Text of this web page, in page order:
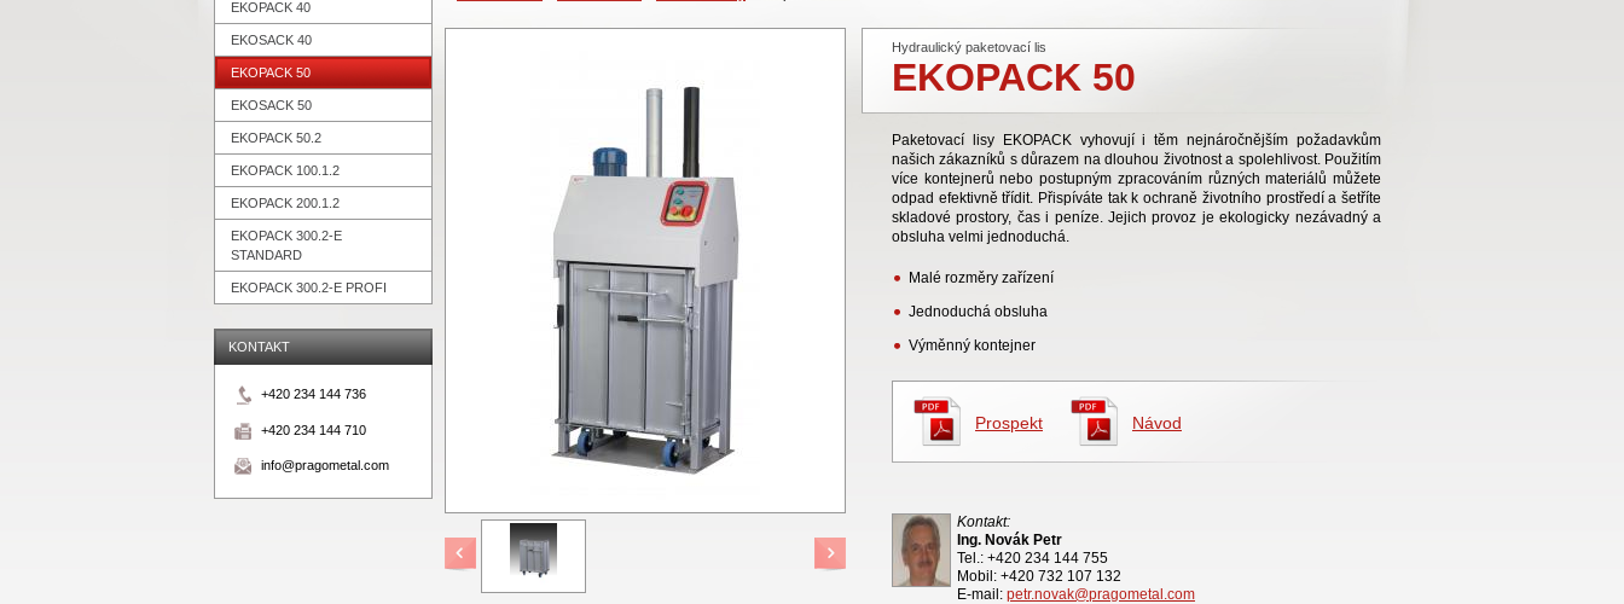
Hydraulický paketovací lis
EKOPACK 50
Paketovací lisy EKOPACK vyhovují i těm nejnáročnějším požadavkům
našich zákazníků s důrazem na dlouhou životnost a spolehlivost. Použitím
více kontejnerů nebo postupným zpracováním různých materiálů můžete
odpad efektivně třídit. Přispíváte tak k ochraně životního prostředí a šetříte
skladové prostory, čas i peníze. Jejich provoz je ekologicky nezávadný a
obsluha velmi jednoduchá.
Malé rozměry zařízení
Jednoduchá obsluha
Výměnný kontejner
Prospekt Návod
Kontakt:
Ing. Novák Petr
Tel.: +420 234 144 755
Mobil: +420 732 107 132
E-mail: petr.novak@pragometal.com
EKOPACK 40
EKOSACK 40
EKOPACK 50
EKOSACK 50
EKOPACK 50.2
EKOPACK 100.1.2
EKOPACK 200.1.2
EKOPACK 300.2-E
STANDARD
EKOPACK 300.2-E PROFI
KONTAKT
+420 234 144 736
+420 234 144 710
info@pragometal.com